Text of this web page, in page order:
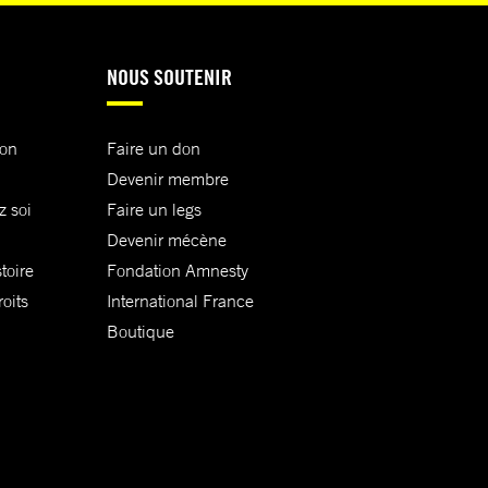
soi
NOUS SOUTENIR
Faire un don
Devenir membre
Faire un legs
Devenir mécène
Fondation Amnesty
International France
Boutique